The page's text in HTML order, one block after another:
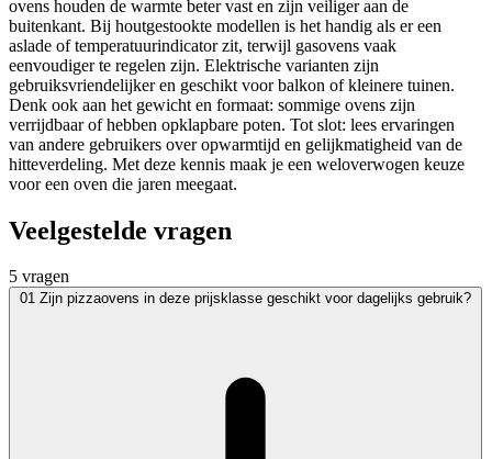
ovens houden de warmte beter vast en zijn veiliger aan de
buitenkant. Bij houtgestookte modellen is het handig als er een
aslade of temperatuurindicator zit, terwijl gasovens vaak
eenvoudiger te regelen zijn. Elektrische varianten zijn
gebruiksvriendelijker en geschikt voor balkon of kleinere tuinen.
Denk ook aan het gewicht en formaat: sommige ovens zijn
verrijdbaar of hebben opklapbare poten. Tot slot: lees ervaringen
van andere gebruikers over opwarmtijd en gelijkmatigheid van de
hitteverdeling. Met deze kennis maak je een weloverwogen keuze
voor een oven die jaren meegaat.
Veelgestelde vragen
5 vragen
01 Zijn pizzaovens in deze prijsklasse geschikt voor dagelijks gebruik?